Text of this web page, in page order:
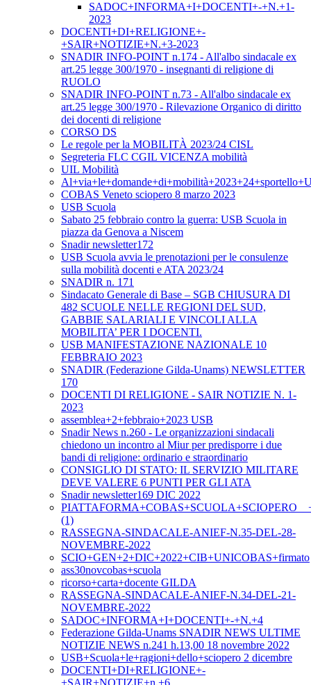
SADOC+INFORMA+I+DOCENTI+-+N.+1-
2023
DOCENTI+DI+RELIGIONE+-
+SAIR+NOTIZIE+N.+3-2023
SNADIR INFO-POINT n.174 - All'albo sindacale ex
art.25 legge 300/1970 - insegnanti di religione di
RUOLO
SNADIR INFO-POINT n.73 - All'albo sindacale ex
art.25 legge 300/1970 - Rilevazione Organico di diritto
dei docenti di religione
CORSO DS
Le regole per la MOBILITÀ 2023/24 CISL
Segreteria FLC CGIL VICENZA mobilità
UIL Mobilità
COBAS Veneto sciopero 8 marzo 2023
USB Scuola
Sabato 25 febbraio contro la guerra: USB Scuola in
piazza da Genova a Niscem
Snadir newsletter172
USB Scuola avvia le prenotazioni per le consulenze
sulla mobilità docenti e ATA 2023/24
SNADIR n. 171
Sindacato Generale di Base – SGB CHIUSURA DI
482 SCUOLE NELLE REGIONI DEL SUD,
GABBIE SALARIALI E VINCOLI ALLA
MOBILITA’ PER I DOCENTI.
USB MANIFESTAZIONE NAZIONALE 10
FEBBRAIO 2023
SNADIR (Federazione Gilda-Unams) NEWSLETTER
170
DOCENTI DI RELIGIONE - SAIR NOTIZIE N. 1-
2023
assemblea+2+febbraio+2023 USB
Snadir News n.260 - Le organizzazioni sindacali
chiedono un incontro al Miur per predisporre i due
bandi di religione: ordinario e straordinario
CONSIGLIO DI STATO: IL SERVIZIO MILITARE
DEVE VALERE 6 PUNTI PER GLI ATA
Snadir newsletter169 DIC 2022
(1)
RASSEGNA-SINDACALE-ANIEF-N.35-DEL-28-
NOVEMBRE-2022
SCIO+GEN+2+DIC+2022+CIB+UNICOBAS+firmato
ass30novcobas+scuola
ricorso+carta+docente GILDA
RASSEGNA-SINDACALE-ANIEF-N.34-DEL-21-
NOVEMBRE-2022
SADOC+INFORMA+I+DOCENTI+-+N.+4
Federazione Gilda-Unams SNADIR NEWS ULTIME
NOTIZIE NEWS n.241 h.13,00 18 novembre 2022
USB+Scuola+le+ragioni+dello+sciopero 2 dicembre
DOCENTI+DI+RELIGIONE+-